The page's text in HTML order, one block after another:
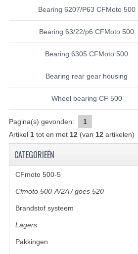
KETTING EN TANDWIELEN
MOTOR
REM SYSTEEM
Bearing 6207/P63 CFMoto 500
Bearing 63/22/p6 CFMoto 500
Bearing 6305 CFMoto 500
Bearing rear gear housing
Wheel bearing CF 500
Pagina(s) gevonden:
1
Artikel 1tot en met 12(van 12artikelen)
CATEGORIEËN
CFmoto 500-5(5)
Cfmoto 500-A/2A / goes 520(347)
Brandstof systeem
Lagers(12)
Pakkingen